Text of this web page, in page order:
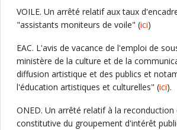
VOILE. Un arrêté relatif aux taux
"assistants moniteurs de voile" (ici)
EAC. L'avis de vacance de l'emploi de
ministère de la culture et de la
diffusion artistique et des publics et
l'éducation artistiques et culturelles" (ici).
ONED. Un arrêté relatif à la
constitutive du groupement d'intérêt